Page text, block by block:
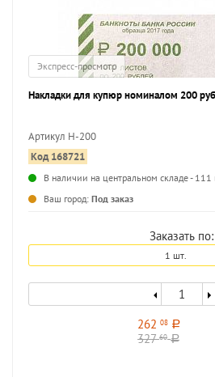
Экспресс-просмотр
Накладки для купюр номиналом 200
Артикул Н-200
Код 168721
В наличии на центральном складе - 111
Ваш город: Под заказ
Заказать по:
1 шт.
262 08 a
32760 a